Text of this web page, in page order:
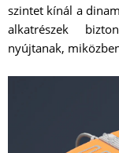
szintet kínál a
alkatrészek
nyújtanak,